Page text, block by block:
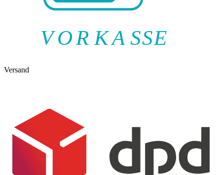
VOR KA SSE
Versand